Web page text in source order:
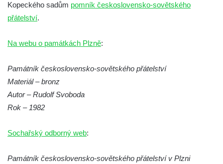
Socha Koroun bezzubý v ZOO Hluboká
Socha Medvěd jeskynní v ZOO Hluboká
Socha Orel v ZOO Hluboká
Socha Vydry si hrají v ZOO Hluboká
Socha Matka příroda v ZOO Hluboká
Kopeckého sadům pomník československo-sovětského
přátelství.
Na webu o památkách Plzně:
Památník československo-sovětského přátelství
Materiál – bronz
Autor – Rudolf Svoboda
Rok – 1982
Sochařský odborný web:
Památník československo-sovětského přátelství v Plzni